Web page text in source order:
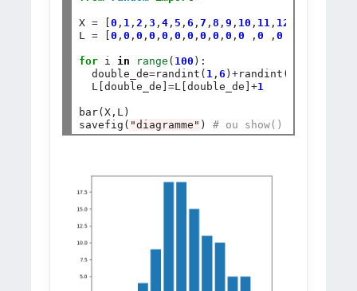
X = [0 , 1 ,2 ,3 ,4 , 5 ,6 ,7 ,8 ,9 , 10 , 11 , 12
L = [0 ,0 ,0 ,0 ,0 ,0 ,0 ,0 ,0 ,0 ,0 ,0 ,0
for i in range ( 100 ):
  double_de
=randint( 1 ,6 )+randint(
  L[double_de]
=L[double_de]+1
bar(X,L)
savefig( "diagramme" ) # ou show()